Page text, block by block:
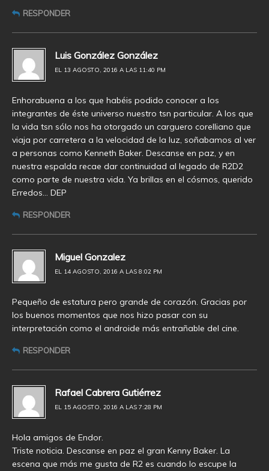
RESPONDER
Luis González González
EL 13 AGOSTO, 2016 A LAS 11:40 PM
Enhorabuena a los que habéis podido conocer a los
integrantes de éste universo nuestro tsn particular. A los que
la vida tsn sólo nos ha otorgado un carguero corelliano que
viaja por carretera a la velocidad de la luz, soñabamos al ver
a personas como Kenneth Baker. Descanse en paz, y en
nuestra espalda recae dar continuidad al legado de R2D2
como parte de nuestra vida. Ya brillas en el cósmos, querido
Erredos… DEP
RESPONDER
Miguel Gonzalez
EL 14 AGOSTO, 2016 A LAS 8:02 PM
Pequeño de estatura pero grande de corazón. Gracias por
los buenos momentos que nos hizo pasar con su
interpretación como el androide más entrañable del cine.
RESPONDER
Rafael Cabrera Gutiérrez
EL 15 AGOSTO, 2016 A LAS 7:28 PM
Hola amigos de Endor.
Triste noticia. Descanse en paz el gran Kenny Baker. La
escena que más me gusta de R2 es cuando lo escupe la